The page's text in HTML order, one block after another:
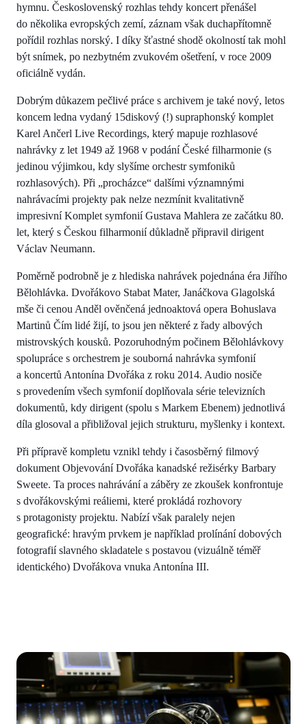
hymnu. Československý rozhlas tehdy koncert přenášel
do několika evropských zemí, záznam však duchapřítomně
pořídil rozhlas norský. I díky šťastné shodě okolností tak mohl
být snímek, po nezbytném zvukovém ošetření, v roce 2009
oficiálně vydán.
Dobrým důkazem pečlivé práce s archivem je také nový, letos
koncem ledna vydaný 15diskový (!) supraphonský komplet
Karel Ančerl Live Recordings, který mapuje rozhlasové
nahrávky z let 1949 až 1968 v podání České filharmonie (s
jedinou výjimkou, kdy slyšíme orchestr symfoniků
rozhlasových). Při „procházce“ dalšími významnými
nahrávacími projekty pak nelze nezmínit kvalitativně
impresivní Komplet symfonií Gustava Mahlera ze začátku 80.
let, který s Českou filharmonií důkladně připravil dirigent
Václav Neumann.
Poměrně podrobně je z hlediska nahrávek pojednána éra Jiřího
Bělohlávka. Dvořákovo Stabat Mater, Janáčkova Glagolská
mše či cenou Anděl ověnčená jednoaktová opera Bohuslava
Martinů Čím lidé žijí, to jsou jen některé z řady albových
mistrovských kousků. Pozoruhodným počinem Bělohlávkovy
spolupráce s orchestrem je souborná nahrávka symfonií
a koncertů Antonína Dvořáka z roku 2014. Audio nosiče
s provedením všech symfonií doplňovala série televizních
dokumentů, kdy dirigent (spolu s Markem Ebenem) jednotlivá
díla glosoval a přibližoval jejich strukturu, myšlenky i kontext.
Při přípravě kompletu vznikl tehdy i časosběrný filmový
dokument Objevování Dvořáka kanadské režisérky Barbary
Sweete. Ta proces nahrávání a záběry ze zkoušek konfrontuje
s dvořákovskými reáliemi, které prokládá rozhovory
s protagonisty projektu. Nabízí však paralely nejen
geografické: hravým prvkem je například prolínání dobových
fotografií slavného skladatele s postavou (vizuálně téměř
identického) Dvořákova vnuka Antonína III.